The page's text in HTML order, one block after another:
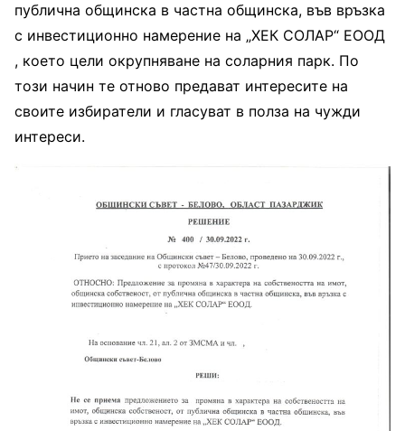
публична общинска в частна общинска, във връзка
с инвестиционно намерение на „ХЕК СОЛАР“ ЕООД
, което цели окрупняване на соларния парк. По
този начин те отново предават интересите на
своите избиратели и гласуват в полза на чужди
интереси.